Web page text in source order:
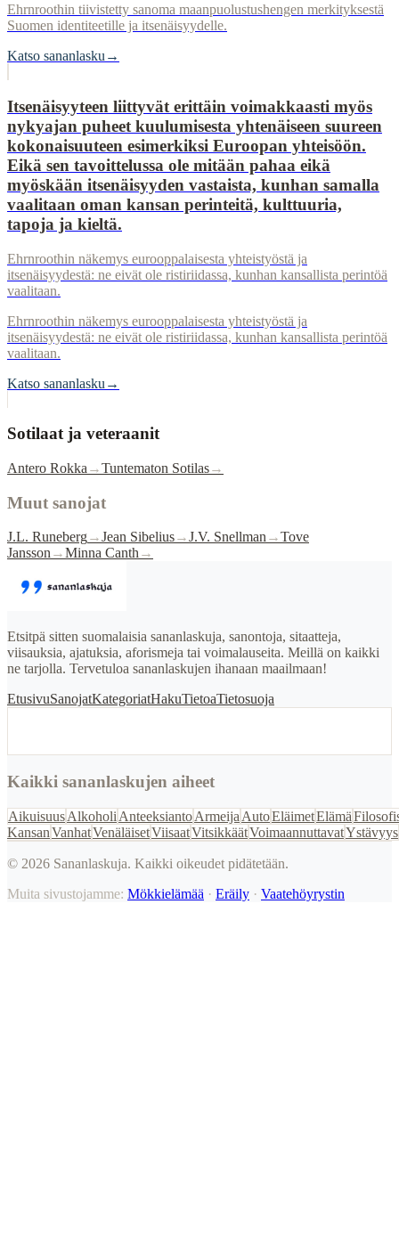
Ehrnroothin tiivistetty sanoma maanpuolustushengen merkityksestä
Suomen identiteetille ja itsenäisyydelle.
Katso sananlasku →
Itsenäisyyteen liittyvät erittäin voimakkaasti myös
nykyajan puheet kuulumisesta yhtenäiseen suureen
kokonaisuuteen esimerkiksi Euroopan yhteisöön.
Eikä sen tavoittelussa ole mitään pahaa eikä
myöskään itsenäisyyden vastaista, kunhan samalla
vaalitaan oman kansan perinteitä, kulttuuria,
tapoja ja kieltä.
Ehrnroothin näkemys eurooppalaisesta yhteistyöstä ja
itsenäisyydestä: ne eivät ole ristiriidassa, kunhan kansallista perintöä
vaalitaan.
Ehrnroothin näkemys eurooppalaisesta yhteistyöstä ja
itsenäisyydestä: ne eivät ole ristiriidassa, kunhan kansallista perintöä
vaalitaan.
Katso sananlasku →
Sotilaat ja veteraanit
Antero Rokka →Tuntematon Sotilas→
Muut sanojat
J.L. Runeberg→Jean Sibelius→J.V. Snellman →Tove
Jansson →Minna Canth →
Etsitpä sitten suomalaisia sananlaskuja, sanontoja, sitaatteja,
viisauksia, ajatuksia, aforismeja tai voimalauseita. Meillä on kaikki
ne tarjolla. Tervetuloa sananlaskujen ihanaan maailmaan!
EtusivuSanojatKategoriatHakuTietoaTietosuoja
Kaikki sananlaskujen aiheet
AikuisuusAlkoholi AnteeksiantoArmeija AutoEläimetElämä
KansanVanhatVenäläisetViisaatVitsikkäätVoimaannuttavatYstävyys
© 2026 Sananlaskuja. Kaikki oikeudet pidätetään.
Muita sivustojamme: Mökkielämää · Eräily · Vaatehöyrystin